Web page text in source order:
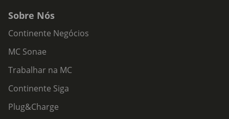
Sobre Nós
Continente Negócios
MC Sonae
Trabalhar na MC
Continente Siga
Plug&Charge